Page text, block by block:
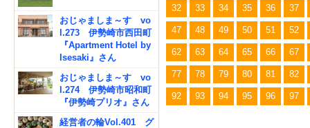
32 33 34 35 36 37
47 48 49 50 51 52
62 63 64 65 66 67
77 78 79 80 81 82
92 93 94 95 96 97
おじゃましま～す vo
l.273 伊勢崎市西田町
『Apartment Hotel by
Isesaki』さん
おじゃましま～す vo
l.274 伊勢崎市昭和町
『伊勢崎プリオ』さん
経営者の輪Vol.401 グ